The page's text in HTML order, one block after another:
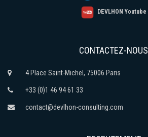
DEVLHON Youtube
CONTACTEZ-NOUS
4 Place Saint-Michel, 75006 Paris
+33 (0)1 46 94 61 33
contact@devlhon-consulting.com